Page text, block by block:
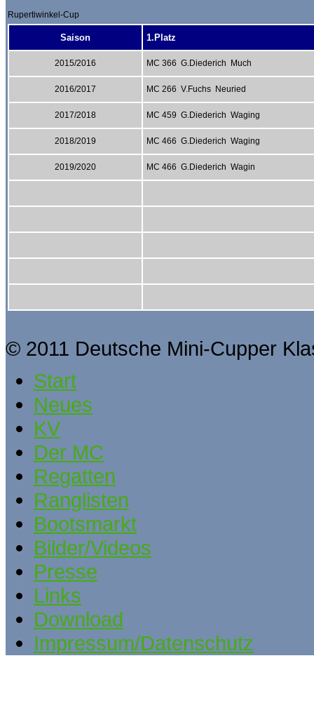
Rupertiwinkel-Cup
Saison 1.Platz
2015/2016 MC 366 G.Diederich Much
2016/2017 MC 266 V.Fuchs Neuried
2017/2018 MC 459 G.Diederich Waging
2018/2019 MC 466 G.Diederich Waging
2019/2020 MC 466 G.Diederich Wagin
© 2011 Deutsche Mini-Cupper
Start
Neues
KV
Der MC
Regatten
Ranglisten
Bootsmarkt
Bilder/Videos
Presse
Links
Download
Impressum/Datenschutz